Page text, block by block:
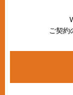
ご契約